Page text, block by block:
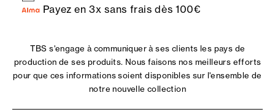
Payez en 3x sans frais dès 100€
TBS s'engage à communiquer à ses clients les pays de
production de ses produits. Nous faisons nos meilleurs efforts
pour que ces informations soient disponibles sur l'ensemble de
notre nouvelle collection